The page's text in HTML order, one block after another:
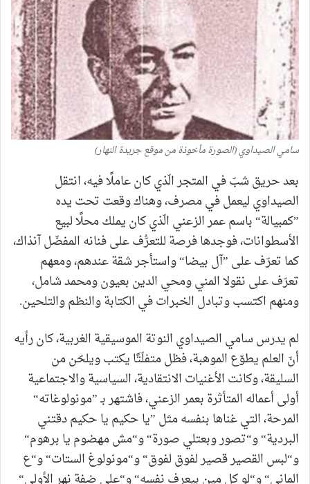
سامي الصيداوي (الصورة مأخوذة من موقع جريدة النهار)
بعد حريق شبّ في المتجر الّذي كان عاملًا فيه، انتقل
الصيداوي ليعمل في مصرف، وهناك وقعت تحت يده
”كمبيالة“ باسم عمر الزعني الّذي كان يملك محلًا لبيع
الأسطوانات، فوجدها فرصة للتعرُّف على فنانه المفضّل آنذاك،
كما تعرّف على ”آل بيضا“ واستأجر شقة عندهم، ومعهم
تعرّف على نقولا المني ومحي الدين بعيون ومحمد شامل،
ومنهم اكتسب وتبادل الخبرات في الكتابة والنظم والتلحين.
لم يدرس سامي الصيداوي النوتة الموسيقية الغربية، كان رأيه
أنّ العلم يطوّع الموهبة، فظل متفلّتًا يكتب ويلحّن من
السليقة، وكانت الأغنيات الانتقادية، السياسية والاجتماعية
أولى أعماله المتأثرة بعمر الزعني، فاشتهر بـ ”مونولوغاته“
المرحة، التي غناها بنفسه مثل ”يا حكيم يا حكيم دقتني
البردية“ و“تصور وبعتلي صورة“ و“مش مهضوم يا برهوم“
و“لبس القصير قصير لفوق لفوق“ و“مونولوغ الستات“ و“ع